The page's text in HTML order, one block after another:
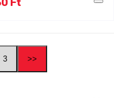
Ft
3 >>